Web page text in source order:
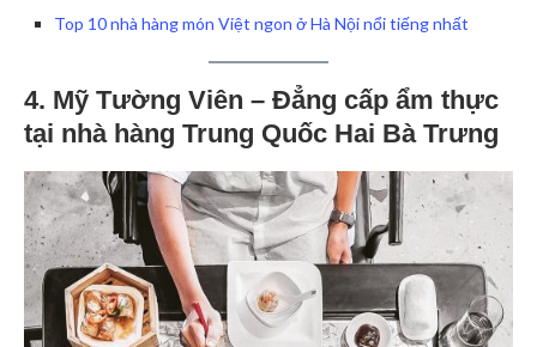
Top 10 nhà hàng món Việt ngon ở Hà Nội nổi tiếng nhất
4. Mỹ Tường Viên – Đẳng cấp ẩm thực
tại nhà hàng Trung Quốc Hai Bà Trưng